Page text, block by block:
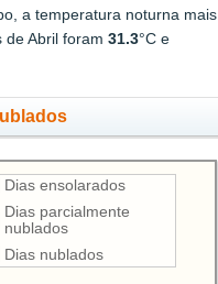
a temperatura noturna mais
de Abril foram31.3°C e
Dias ensolarados
Dias parcialmente
nublados
Dias nublados